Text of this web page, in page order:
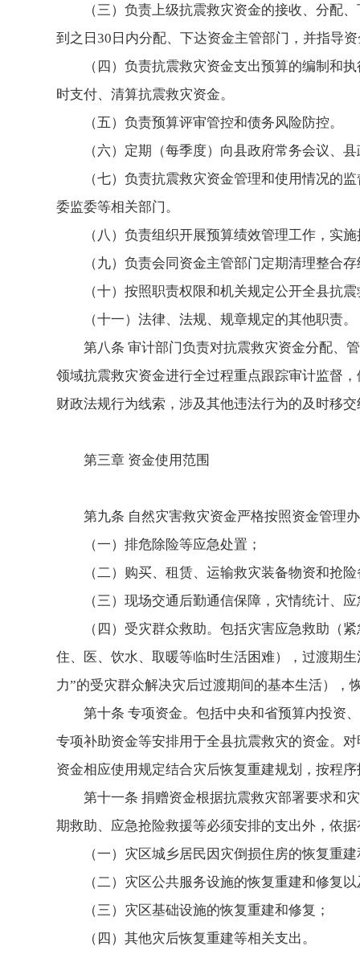
（三）负责上级抗震救灾资金的接收、分配
到之日30日内分配、下达资金主管部门，并指导
（四）负责抗震救灾资金支出预算的编制和
时支付、清算抗震救灾资金。
（五）负责预算评审管控和债务风险防控。
（六）定期（每季度）向县政府常务会议、
（七）负责抗震救灾资金管理和使用情况的
委监委等相关部门。
（八）负责组织开展预算绩效管理工作，实
（九）负责会同资金主管部门定期清理整合
（十）按照职责权限和机关规定公开全县抗
（十一）法律、法规、规章规定的其他职责。
第八条 审计部门负责对抗震救灾资金分配、
领域抗震救灾资金进行全过程重点跟踪审计监督
财政法规行为线索，涉及其他违法行为的及时移
第三章 资金使用范围
第九条 自然灾害救灾资金严格按照资金管理
（一）排危除险等应急处置；
（二）购买、租赁、运输救灾装备物资和抢
（三）现场交通后勤通信保障，灾情统计、
（四）受灾群众救助。包括灾害应急救助（
住、医、饮水、取暖等临时生活困难），过渡期
力”的受灾群众解决灾后过渡期间的基本生活），
第十条 专项资金。包括中央和省预算内投资
专项补助资金等安排用于全县抗震救灾的资金。
资金相应使用规定结合灾后恢复重建规划，按程
第十一条 捐赠资金根据抗震救灾部署要求和
期救助、应急抢险救援等必须安排的支出外，依
（一）灾区城乡居民因灾倒损住房的恢复重
（二）灾区公共服务设施的恢复重建和修复
（三）灾区基础设施的恢复重建和修复；
（四）其他灾后恢复重建等相关支出。